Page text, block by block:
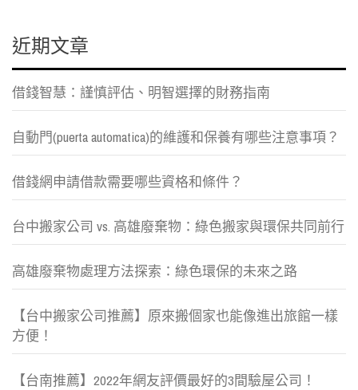
近期文章
借錢智慧：謹慎評估、明智選擇的財務指南
自動門(puerta automatica)的維護和保養有哪些注意事項？
借錢網申請借款需要哪些資格和條件？
台中搬家公司 vs. 高雄廢棄物：綠色搬家與環保共同前行
高雄廢棄物處理方法探索：綠色環保的未來之路
【台中搬家公司推薦】原來搬個家也能像進出旅館一樣
方便！
【台南推薦】2022年網友評價最好的3間驗屋公司！